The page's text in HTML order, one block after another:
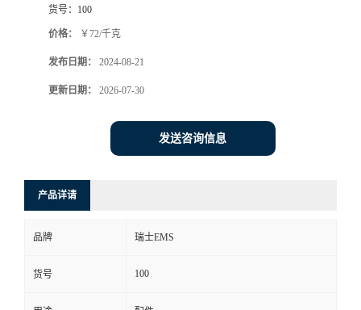
货号： 100
价格： ￥72/千克
发布日期： 2024-08-21
更新日期： 2026-07-30
发送咨询信息
产品详请
品牌 瑞士EMS
货号 100